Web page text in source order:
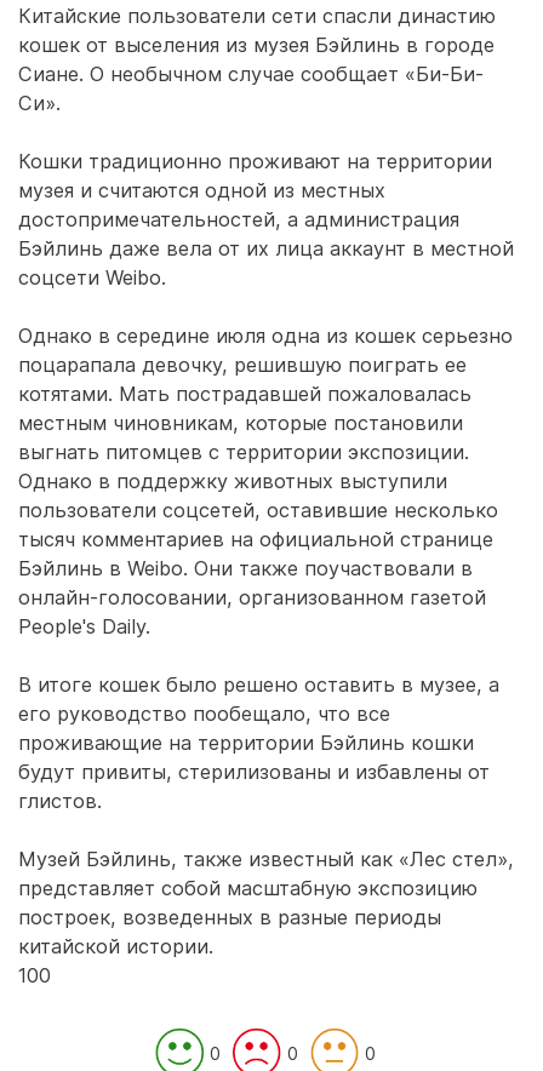
Китайские пользователи сети спасли династию
кошек от выселения из музея Бэйлинь в городе
Сиане. О необычном случае сообщает «Би-Би-
Си».
Кошки традиционно проживают на территории
музея и считаются одной из местных
достопримечательностей, а администрация
Бэйлинь даже вела от их лица аккаунт в местной
соцсети Weibo.
Однако в середине июля одна из кошек серьезно
поцарапала девочку, решившую поиграть ее
котятами. Мать пострадавшей пожаловалась
местным чиновникам, которые постановили
выгнать питомцев с территории экспозиции.
Однако в поддержку животных выступили
пользователи соцсетей, оставившие несколько
тысяч комментариев на официальной странице
Бэйлинь в Weibo. Они также поучаствовали в
онлайн-голосовании, организованном газетой
People's Daily.
В итоге кошек было решено оставить в музее, а
его руководство пообещало, что все
проживающие на территории Бэйлинь кошки
будут привиты, стерилизованы и избавлены от
глистов.
Музей Бэйлинь, также известный как «Лес стел»,
представляет собой масштабную экспозицию
построек, возведенных в разные периоды
китайской истории.
100
0 0 0